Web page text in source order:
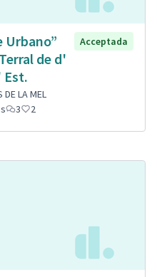
Urbano”
de d'
Est.
Acceptada
DE LA MEL
3 2